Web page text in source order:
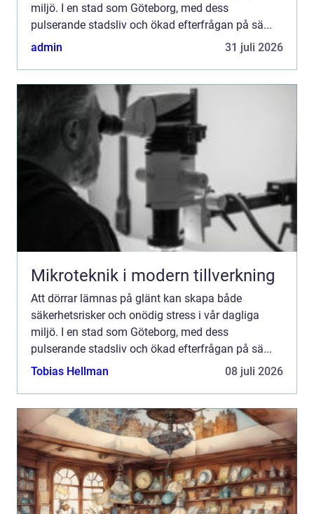
miljö. I en stad som Göteborg, med dess
pulserande stadsliv och ökad efterfrågan på sä...
admin
31 juli 2026
Mikroteknik i modern tillverkning
Att dörrar lämnas på glänt kan skapa både
säkerhetsrisker och onödig stress i vår dagliga
miljö. I en stad som Göteborg, med dess
pulserande stadsliv och ökad efterfrågan på sä...
Tobias Hellman
08 juli 2026